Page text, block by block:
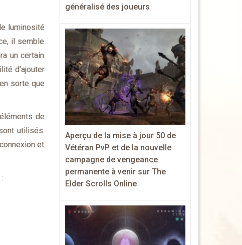
luminosité
il semble
un certain
d’ajouter
sorte que
de
utilisés.
et
généralisé des joueurs
Aperçu de la mise à jour 50 de
Vétéran PvP et de la nouvelle
campagne de vengeance
permanente à venir sur The
Elder Scrolls Online